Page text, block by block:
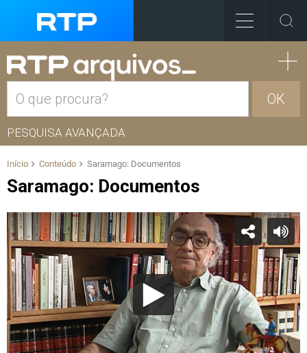
OK
PESQUISA AVANÇADA
Início Conteúdo Saramago: Documentos
Saramago: Documentos